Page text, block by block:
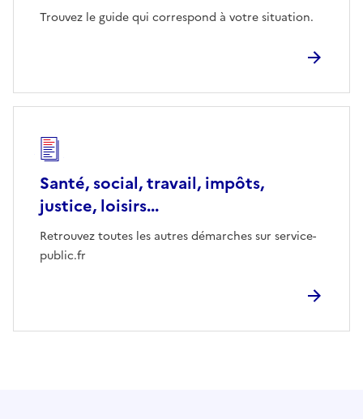
Trouvez le guide qui correspond à votre situation.
Santé, social, travail, impôts,
justice, loisirs...
Retrouvez toutes les autres démarches sur service-
public.fr